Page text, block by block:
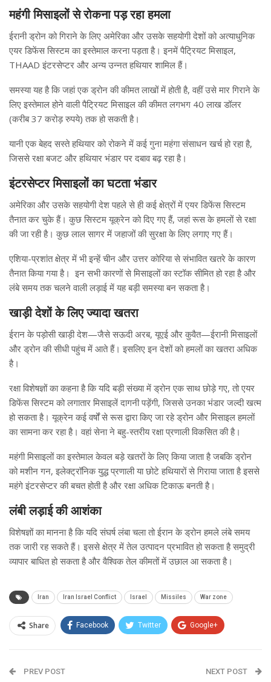
महंगी मिसाइलों से रोकना पड़ रहा हमला
ईरानी ड्रोन को गिराने के लिए अमेरिका और उसके सहयोगी देशों को अत्याधुनिक
एयर डिफेंस सिस्टम का इस्तेमाल करना पड़ता है। इनमें पैट्रियट मिसाइल,
THAAD इंटरसेप्टर और अन्य उन्नत हथियार शामिल हैं।
समस्या यह है कि जहां एक ड्रोन की कीमत लाखों में होती है, वहीं उसे मार गिराने के
लिए इस्तेमाल होने वाली पैट्रियट मिसाइल की कीमत लगभग 40 लाख डॉलर
(करीब 37 करोड़ रुपये) तक हो सकती है।
यानी एक बेहद सस्ते हथियार को रोकने में कई गुना महंगा संसाधन खर्च हो रहा है,
जिससे रक्षा बजट और हथियार भंडार पर दबाव बढ़ रहा है।
इंटरसेप्टर मिसाइलों का घटता भंडार
अमेरिका और उसके सहयोगी देश पहले से ही कई क्षेत्रों में एयर डिफेंस सिस्टम
तैनात कर चुके हैं। कुछ सिस्टम यूक्रेन को दिए गए हैं, जहां रूस के हमलों से रक्षा
की जा रही है। कुछ लाल सागर में जहाजों की सुरक्षा के लिए लगाए गए हैं।
एशिया-प्रशांत क्षेत्र में भी इन्हें चीन और उत्तर कोरिया से संभावित खतरे के कारण
तैनात किया गया है। इन सभी कारणों से मिसाइलों का स्टॉक सीमित हो रहा है और
लंबे समय तक चलने वाली लड़ाई में यह बड़ी समस्या बन सकता है।
खाड़ी देशों के लिए ज्यादा खतरा
ईरान के पड़ोसी खाड़ी देश—जैसे सऊदी अरब, यूएई और कुवैत—ईरानी मिसाइलों
और ड्रोन की सीधी पहुंच में आते हैं। इसलिए इन देशों को हमलों का खतरा अधिक
है।
रक्षा विशेषज्ञों का कहना है कि यदि बड़ी संख्या में ड्रोन एक साथ छोड़े गए, तो एयर
डिफेंस सिस्टम को लगातार मिसाइलें दागनी पड़ेंगी, जिससे उनका भंडार जल्दी खत्म
हो सकता है। यूक्रेन कई वर्षों से रूस द्वारा किए जा रहे ड्रोन और मिसाइल हमलों
का सामना कर रहा है। वहां सेना ने बहु-स्तरीय रक्षा प्रणाली विकसित की है।
महंगी मिसाइलों का इस्तेमाल केवल बड़े खतरों के लिए किया जाता है जबकि ड्रोन
को मशीन गन, इलेक्ट्रॉनिक युद्ध प्रणाली या छोटे हथियारों से गिराया जाता है इससे
महंगे इंटरसेप्टर की बचत होती है और रक्षा अधिक टिकाऊ बनती है।
लंबी लड़ाई की आशंका
विशेषज्ञों का मानना है कि यदि संघर्ष लंबा चला तो ईरान के ड्रोन हमले लंबे समय
तक जारी रह सकते हैं। इससे क्षेत्र में तेल उत्पादन प्रभावित हो सकता है समुद्री
व्यापार बाधित हो सकता है और वैश्विक तेल कीमतों में उछाल आ सकता है।
Iran Iran Israel Conflict Israel Missiles War zone
Share Facebook Twitter Google+
Email
PREV POST NEXT POST